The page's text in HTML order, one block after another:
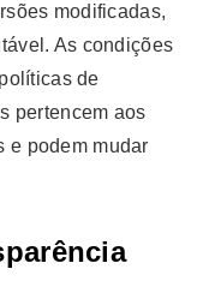
modificadas,
As condições
de
pertencem aos
e podem mudar